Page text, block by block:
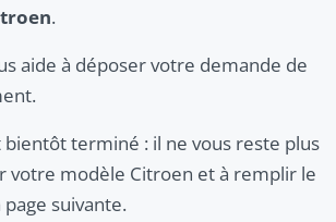
.
aide à déposer votre demande de
bientôt terminé : il ne vous reste plus
votre modèle Citroen et à remplir le
suivante.